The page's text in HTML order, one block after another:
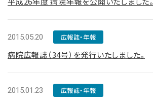
2015.05.20 広報誌・年報
病院広報誌（34号）を発行いたしました。
2015.01.23 広報誌・年報